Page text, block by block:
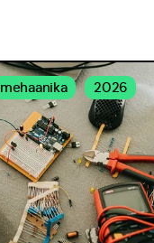
mehaanika 2026